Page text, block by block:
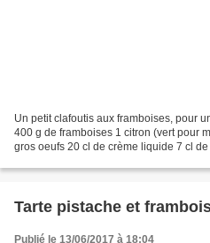
Un petit clafoutis aux framboises, pour
400 g de framboises 1 citron (vert pour
gros oeufs 20 cl de crème liquide 7 cl
Tarte pistache et
Publié le 13/06/2017 à 18:04